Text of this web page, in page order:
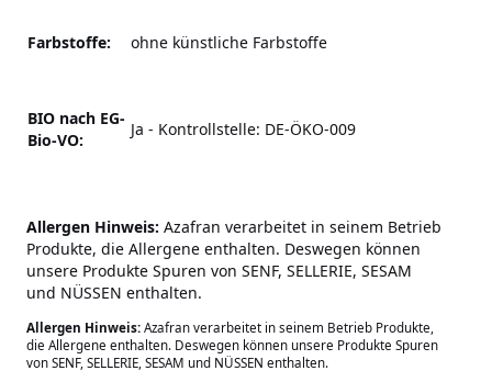
Farbstoffe: ohne künstliche Farbstoffe
BIO nach EG-
Bio-VO:
Ja - Kontrollstelle: DE-ÖKO-009
Allergen Hinweis: Azafran verarbeitet in seinem Betrieb
Produkte, die Allergene enthalten. Deswegen können
unsere Produkte Spuren von SENF, SELLERIE, SESAM
und NÜSSEN enthalten.
Allergen Hinweis: Azafran verarbeitet in seinem Betrieb Produkte,
die Allergene enthalten. Deswegen können unsere Produkte Spuren
von SENF, SELLERIE, SESAM und NÜSSEN enthalten.